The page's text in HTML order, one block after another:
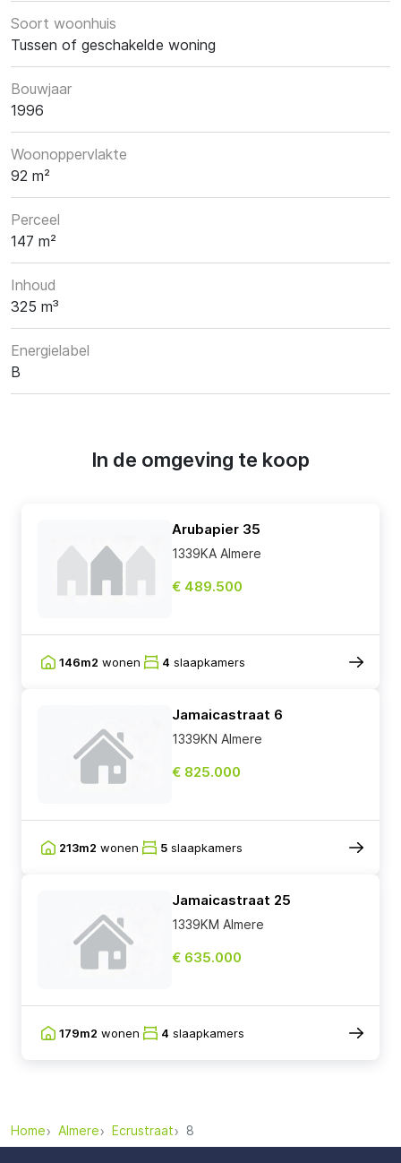
Soort woonhuis
Tussen of geschakelde woning
Bouwjaar
1996
Woonoppervlakte
92 m²
Perceel
147 m²
Inhoud
325 m³
Energielabel
B
In de omgeving te koop
Arubapier 35
1339KA Almere
€ 489.500
146m2 wonen 4 slaapkamers
Jamaicastraat 6
1339KN Almere
€ 825.000
213m2 wonen 5 slaapkamers
Jamaicastraat 25
1339KM Almere
€ 635.000
179m2 wonen 4 slaapkamers
Home Almere Ecrustraat 8